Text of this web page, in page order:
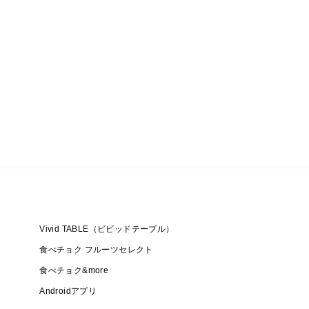
Vivid TABLE（ビビッドテーブル）
食べチョク フルーツセレクト
食べチョク&more
Androidアプリ